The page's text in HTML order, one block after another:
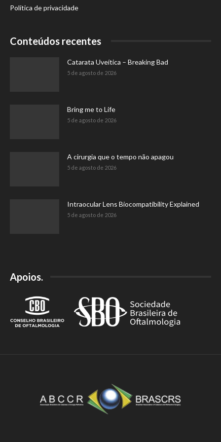
Política de privacidade
Conteúdos recentes
Catarata Uveítica – Breaking Bad
5 de agosto de 2026
Bring me to Life
5 de agosto de 2026
A cirurgia que o tempo não apagou
5 de agosto de 2026
Intraocular Lens Biocompatibility Explained
5 de agosto de 2026
Apoios.